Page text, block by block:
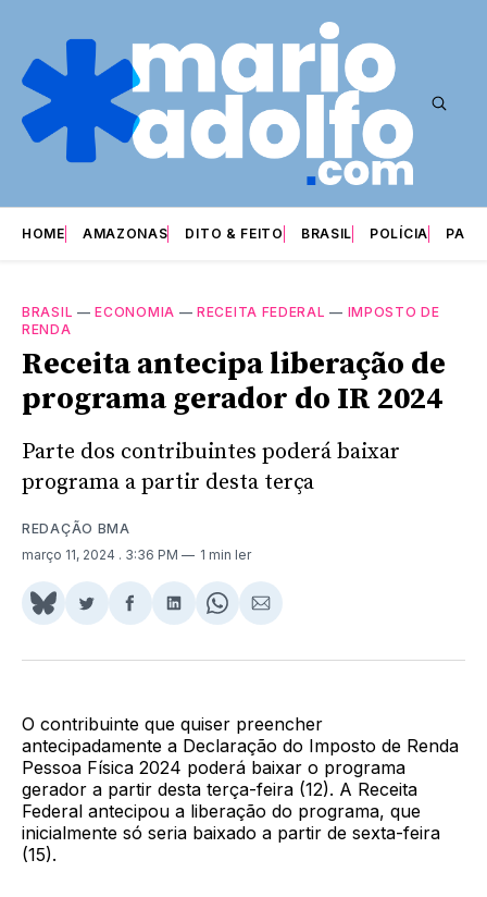
HOME AMAZONAS DITO & FEITO BRASIL POLÍCIA
BRASIL —ECONOMIA —RECEITA FEDERAL — IMPOSTO DE
RENDA
Receita antecipa liberação de
programa gerador do IR 2024
Parte dos contribuintes poderá baixar
programa a partir desta terça
REDAÇÃO BMA
março 11, 2024 . 3:36 PM 1 min ler
Share
BlueSky
Compartilhar
Twitter
Compartilhar
Facebook
Compartilhar
LinkedIn
Share
WhatsApp
Compartilhar
Email
O contribuinte que quiser preencher
antecipadamente a Declaração do Imposto de Renda
Pessoa Física 2024 poderá baixar o programa
gerador a partir desta terça-feira (12). A Receita
Federal antecipou a liberação do programa, que
inicialmente só seria baixado a partir de sexta-feira
(15).